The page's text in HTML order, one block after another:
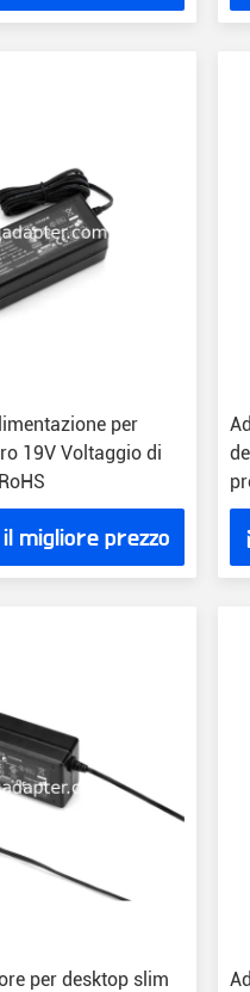
per
19V Voltaggio di
migliore prezzo
per desktop slim